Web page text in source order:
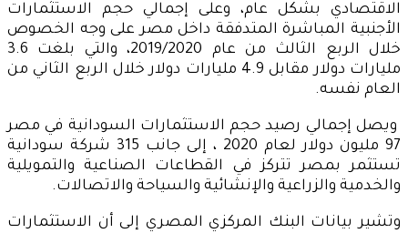
الاقتصادي بشكل عام، وعلى إجمالي حجم الاستثمارات
الأجنبية المباشرة المتدفقة داخل مصر على وجه الخصوص
خلال الربع الثالث من عام 2019/2020، والتي بلغت 3.6
مليارات دولار مقابل 4.9 مليارات دولار خلال الربع الثاني من
العام نفسه.
ويصل إجمالي رصيد حجم الاستثمارات السودانية في مصر
97 مليون دولار لعام 2020 ، إلى جانب 315 شركة سودانية
تستثمر بمصر تتركز في القطاعات الصناعية والتمويلية
والخدمية والزراعية والإنشائية والسياحة والاتصالات.
وتشير بيانات البنك المركزي المصري إلى أن الاستثمارات